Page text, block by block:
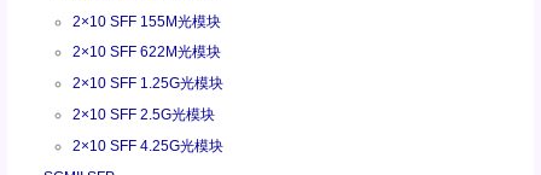
2×10 SFF 155M光模块
2×10 SFF 622M光模块
2×10 SFF 1.25G光模块
2×10 SFF 2.5G光模块
2×10 SFF 4.25G光模块